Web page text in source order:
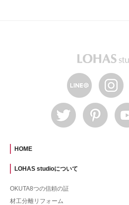
HOME
LOHAS studioについて
OKUTA8つの信頼の証
材工分離リフォーム